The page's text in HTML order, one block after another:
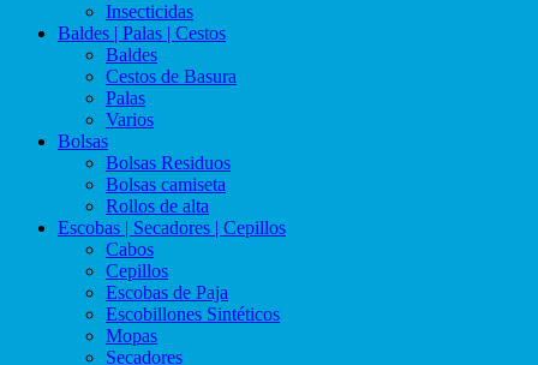
Insecticidas
Baldes | Palas | Cestos
Baldes
Cestos de Basura
Palas
Varios
Bolsas
Bolsas Residuos
Bolsas camiseta
Rollos de alta
Escobas | Secadores | Cepillos
Cabos
Cepillos
Escobas de Paja
Escobillones Sintéticos
Mopas
Secadores